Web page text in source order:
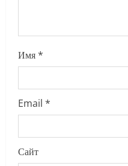
Имя*
Email *
Сайт